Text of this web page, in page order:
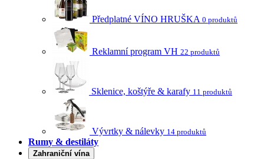
Předplatné VÍNO HRUŠKA 0 produktů
Reklamní program VH 22 produktů
Sklenice, koštýře & karafy 11 produktů
Vývrtky & nálevky 14 produktů
Rumy & destiláty
Zahraniční vína